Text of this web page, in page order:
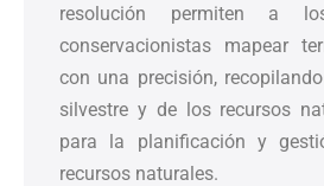
resolución permiten a
conservacionistas mapear
con una precisión,
silvestre y de los recursos
para la planificación y
recursos naturales.